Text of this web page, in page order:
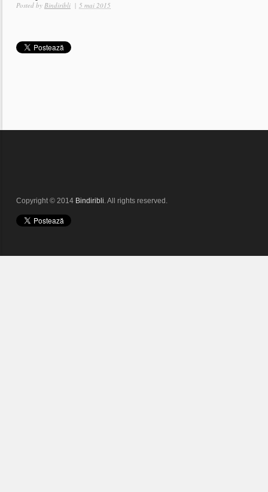
Posted by Bindiribli | 5 mai 2015
Copyright © 2014 Bindiribli. All rights reserved.